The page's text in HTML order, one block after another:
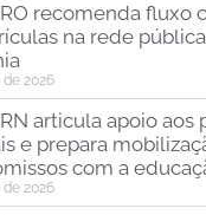
recomenda fluxo
na rede
de 2026
articula apoio aos
e prepara
com a
de 2026